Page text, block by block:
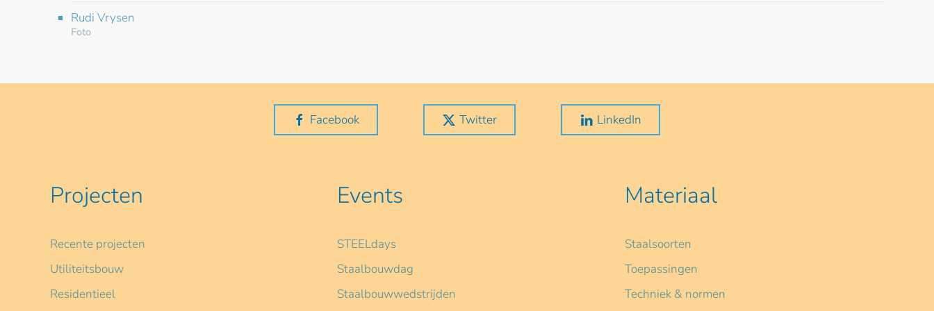
Rudi Vrysen
Foto
Facebook Twitter LinkedIn
Projecten
Recente projecten
Utiliteitsbouw
Residentieel
Events
STEELdays
Staalbouwdag
Staalbouwwedstrijden
Materiaal
Staalsoorten
Toepassingen
Techniek & normen